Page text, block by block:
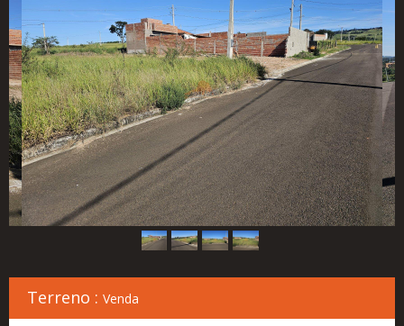
Imóvel
Simulador
Financeiro
Localização
Contato
Terreno : Venda